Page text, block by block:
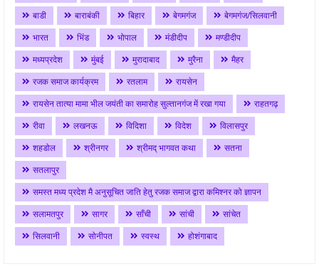
बाडी
बाराबंकी बिहार बेगमगंज
बेगमगंज/सिलवानी
भारत
भिंड भोपाल मंडीदीप
मण्डीदीप
मध्यप्रदेश
मुंबई मुरादाबाद मुरैना
मैहर
रजक समाज कार्यक्रम
रतलाम
रायसेन
रायसेन तात्या मामा भील जयंती का समारोह सुल्तानगंज में रखा गया
राहतगढ़
रीवा
लखनऊ विदिशा विदेश
विलासपुर
शहडोल
श्रीनगर श्रीमद् भागवत कथा
सतना
सतलापुर
समस्त मध्य प्रदेश मै अनुसूचित जाति हेतु रजक समाज द्वारा कमिश्नर को ज्ञापन
सलामतपुर
सागर साँची सांची
सांचेत
सिलवानी
सोनीपत स्वस्थ होशंगाबाद